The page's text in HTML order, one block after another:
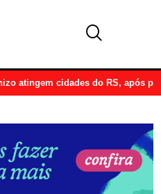
atingem cidades do RS, após